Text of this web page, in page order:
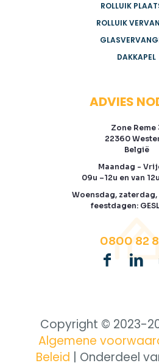
ROLLUIK
ROLLUIK
DAKKAPEL
ADVIES
Zone Reme
22360
België
Maandag -
09u –12u en van
Woensdag, zaterdag,
feestdagen:
0800 82
Copyright © 2023-
Algemene
Beleid | Onderdeel